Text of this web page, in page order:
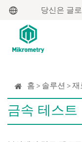
당신은 글
홈 솔루션 재
금속 테스트